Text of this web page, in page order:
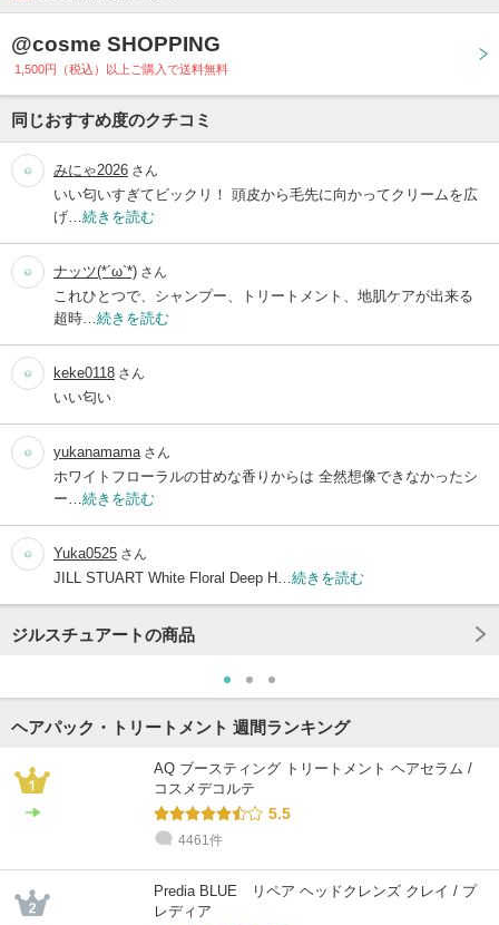
@cosme SHOPPING
1,500円（税込）以上ご購入で送料無料
同じおすすめ度のクチコミ
みにゃ2026 さん
いい匂いすぎてビックリ！ 頭皮から毛先に向かってクリームを広
げ… 続きを読む
ナッツ(*´ω`*) さん
これひとつで、シャンプー、トリートメント、地肌ケアが出来る
超時… 続きを読む
keke0118 さん
いい匂い
yukanamama さん
ホワイトフローラルの甘めな香りからは 全然想像できなかったシ
ー… 続きを読む
Yuka0525 さん
JILL STUART White Floral Deep H… 続きを読む
ジルスチュアートの商品
ヘアパック・トリートメント 週間ランキング
AQ ブースティング トリートメント ヘアセラム /
コスメデコルテ
5.5
4461件
Predia BLUE リペア ヘッドクレンズ クレイ / プ
レディア